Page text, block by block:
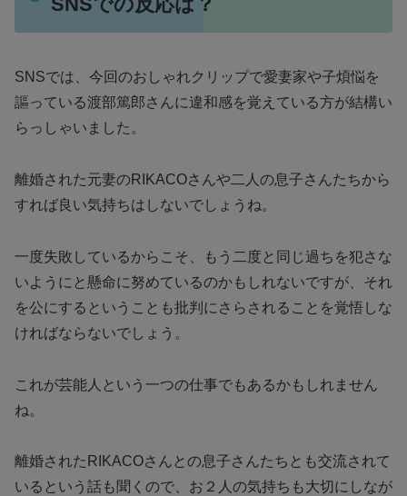
SNSでは、今回のおしゃれクリップで愛妻家や子煩悩を
謳っている渡部篤郎さんに違和感を覚えている方が結構い
らっしゃいました。
離婚された元妻のRIKACOさんや二人の息子さんたちから
すれば良い気持ちはしないでしょうね。
一度失敗しているからこそ、もう二度と同じ過ちを犯さな
いようにと懸命に努めているのかもしれないですが、それ
を公にするということも批判にさらされることを覚悟しな
ければならないでしょう。
これが芸能人という一つの仕事でもあるかもしれません
ね。
離婚されたRIKACOさんとの息子さんたちとも交流されて
いるという話も聞くので、お２人の気持ちも大切にしなが